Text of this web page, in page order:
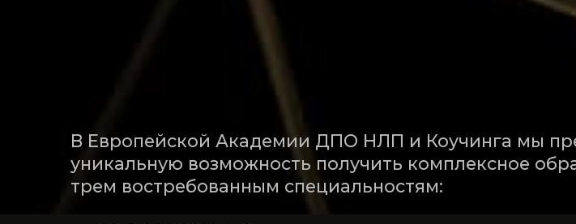
Коуч-консультант
Психолог-консультант
Психолог-гипнолог